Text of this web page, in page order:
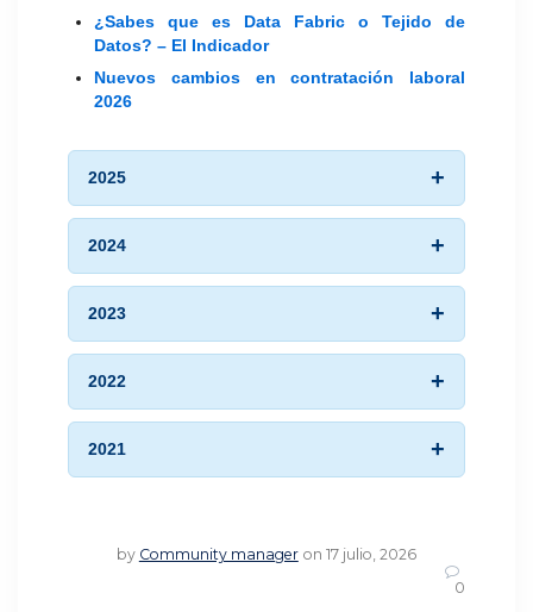
¿Sabes que es Data Fabric o Tejido de
Datos? – El Indicador
Nuevos cambios en contratación laboral
2026
2025
2024
2023
2022
2021
by Community manager on 17 julio, 2026
0